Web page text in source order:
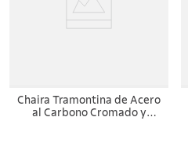
Chaira Tramontina de Acero
al Carbono Cromado y